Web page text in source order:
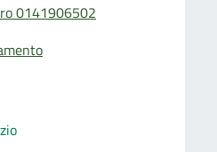
0141906502